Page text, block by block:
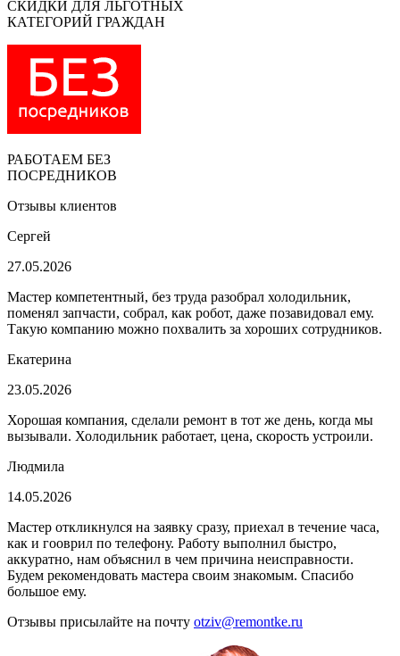
СКИДКИ ДЛЯ ЛЬГОТНЫХ
КАТЕГОРИЙ ГРАЖДАН
РАБОТАЕМ БЕЗ
ПОСРЕДНИКОВ
Отзывы клиентов
Сергей
27.05.2026
Мастер компетентный, без труда разобрал холодильник,
поменял запчасти, собрал, как робот, даже позавидовал ему.
Такую компанию можно похвалить за хороших сотрудников.
Екатерина
23.05.2026
Хорошая компания, сделали ремонт в тот же день, когда мы
вызывали. Холодильник работает, цена, скорость устроили.
Людмила
14.05.2026
Мастер откликнулся на заявку сразу, приехал в течение часа,
как и гооврил по телефону. Работу выполнил быстро,
аккуратно, нам объяснил в чем причина неисправности.
Будем рекомендовать мастера своим знакомым. Спасибо
большое ему.
Отзывы присылайте на почту otziv@remontke.ru